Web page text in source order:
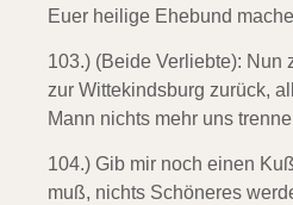
Euer heilige Ehebund
103.) (Beide Verliebte): Nun
zur Wittekindsburg zurück,
Mann nichts mehr uns
104.) Gib mir noch einen
muß, nichts Schöneres